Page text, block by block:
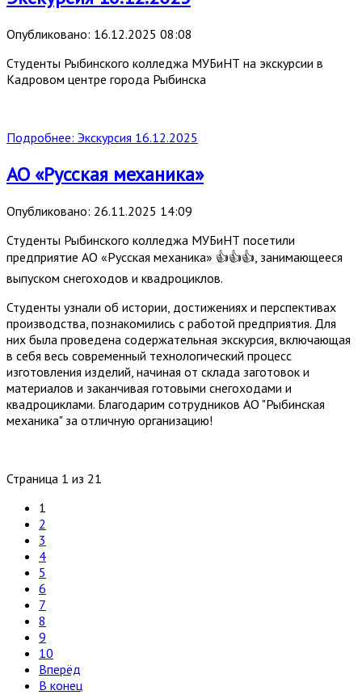
Опубликовано: 16.12.2025 08:08
Студенты Рыбинского колледжа МУБиНТ на экскурсии в
Кадровом центре города Рыбинска
Подробнее: Экскурсия 16.12.2025
АО «Русская механика»
Опубликовано: 26.11.2025 14:09
Студенты Рыбинского колледжа МУБиНТ посетили
предприятие АО «Русская механика» 👍👍👍, занимающееся
выпуском снегоходов и квадроциклов.
Студенты узнали об истории, достижениях и перспективах
производства, познакомились с работой предприятия. Для
них была проведена содержательная экскурсия, включающая
в себя весь современный технологический процесс
изготовления изделий, начиная от склада заготовок и
материалов и заканчивая готовыми снегоходами и
квадроциклами. Благодарим сотрудников АО "Рыбинская
механика" за отличную организацию!
Страница 1 из 21
1
2
3
4
5
6
7
8
9
10
Вперёд
В конец